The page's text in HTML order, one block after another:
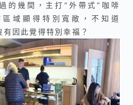
的幾間，主打“外帶式”咖啡
域顯得特別寬敞，不知道
因此覺得特別幸福？